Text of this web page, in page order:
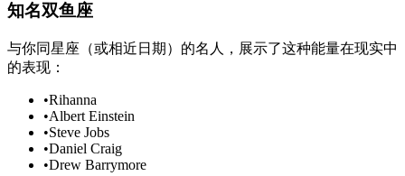
知名双鱼座
与你同星座（或相近日期）的名人，展示了这种能量在现实中
的表现：
•Rihanna
•Albert Einstein
•Steve Jobs
•Daniel Craig
•Drew Barrymore